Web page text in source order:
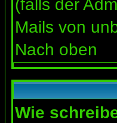
(falls der
Mails von
Nach oben
Wie